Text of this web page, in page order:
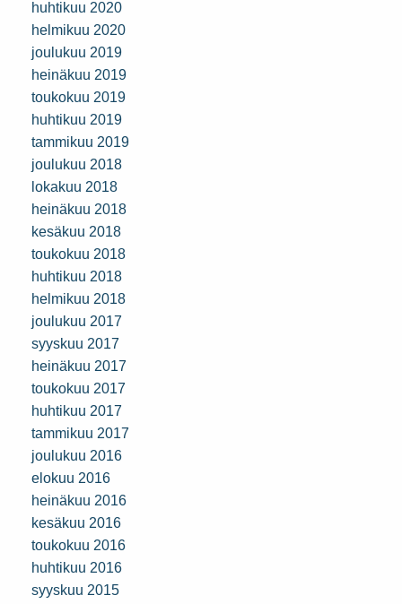
huhtikuu 2020
helmikuu 2020
joulukuu 2019
heinäkuu 2019
toukokuu 2019
huhtikuu 2019
tammikuu 2019
joulukuu 2018
lokakuu 2018
heinäkuu 2018
kesäkuu 2018
toukokuu 2018
huhtikuu 2018
helmikuu 2018
joulukuu 2017
syyskuu 2017
heinäkuu 2017
toukokuu 2017
huhtikuu 2017
tammikuu 2017
joulukuu 2016
elokuu 2016
heinäkuu 2016
kesäkuu 2016
toukokuu 2016
huhtikuu 2016
syyskuu 2015